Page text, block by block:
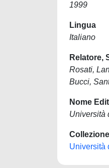
1999
Lingua
Italiano
Relatore,
Rosati,
Bucci,
Nome
Università
Università